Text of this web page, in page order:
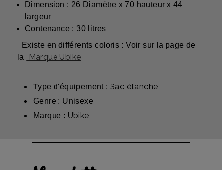
Dimension : 26 Diamètre x 70 hauteur x 44
largeur
Contenance : 30 litres
Existe en différents coloris : Voir sur la page de
la
Marque Ubike
Type d'équipement : Sac étanche
Genre : Unisexe
Marque : Ubike